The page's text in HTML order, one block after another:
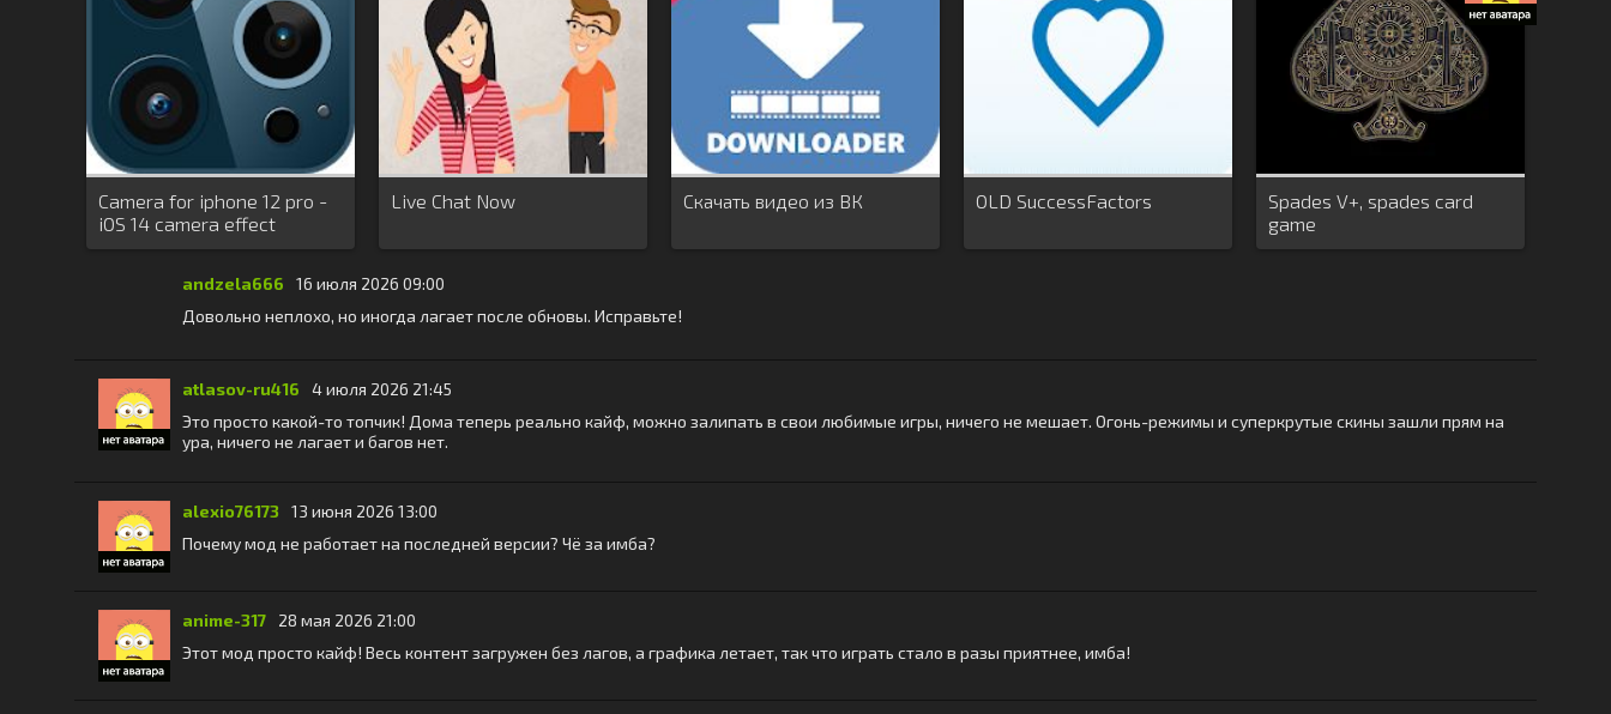
Camera for iphone 12 pro -
iOS 14 camera effect
Live Chat Now Скачать видео из ВК OLD SuccessFactors
Spades V+, spades card
game
andzela666
16 июля 2026 09:00
Довольно неплохо, но иногда лагает после обновы. Исправьте!
atlasov-ru416
4 июля 2026 21:45
Это просто какой-то топчик! Дома теперь реально кайф, можно залипать в свои любимые игры, ничего не мешает. Огонь-режимы и суперкрутые скины зашли прям на
ура, ничего не лагает и багов нет.
alexio76173
13 июня 2026 13:00
Почему мод не работает на последней версии? Чё за имба?
anime-317
28 мая 2026 21:00
Этот мод просто кайф! Весь контент загружен без лагов, а графика летает, так что играть стало в разы приятнее, имба!